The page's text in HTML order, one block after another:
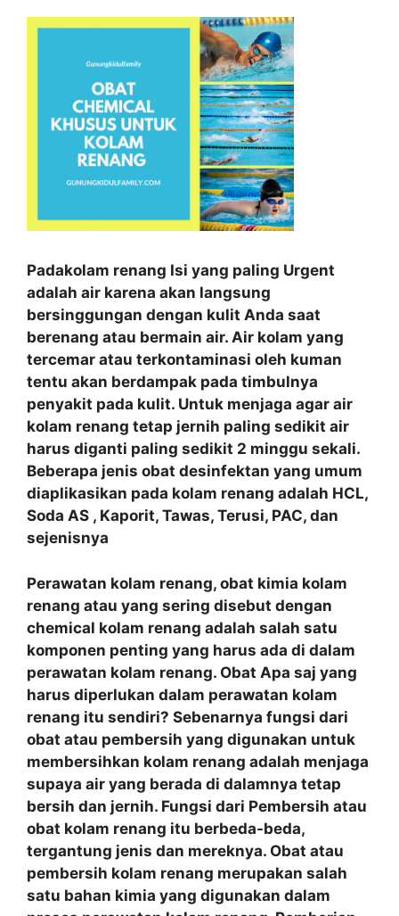
Padakolam renang Isi yang paling Urgent
adalah air karena akan langsung
bersinggungan dengan kulit Anda saat
berenang atau bermain air. Air kolam yang
tercemar atau terkontaminasi oleh kuman
tentu akan berdampak pada timbulnya
penyakit pada kulit. Untuk menjaga agar air
kolam renang tetap jernih paling sedikit air
harus diganti paling sedikit 2 minggu sekali.
Beberapa jenis obat desinfektan yang umum
diaplikasikan pada kolam renang adalah HCL,
Soda AS , Kaporit, Tawas, Terusi, PAC, dan
sejenisnya
Perawatan kolam renang, obat kimia kolam
renang atau yang sering disebut dengan
chemical kolam renang adalah salah satu
komponen penting yang harus ada di dalam
perawatan kolam renang. Obat Apa saj yang
harus diperlukan dalam perawatan kolam
renang itu sendiri? Sebenarnya fungsi dari
obat atau pembersih yang digunakan untuk
membersihkan kolam renang adalah menjaga
supaya air yang berada di dalamnya tetap
bersih dan jernih. Fungsi dari Pembersih atau
obat kolam renang itu berbeda-beda,
tergantung jenis dan mereknya. Obat atau
pembersih kolam renang merupakan salah
satu bahan kimia yang digunakan dalam